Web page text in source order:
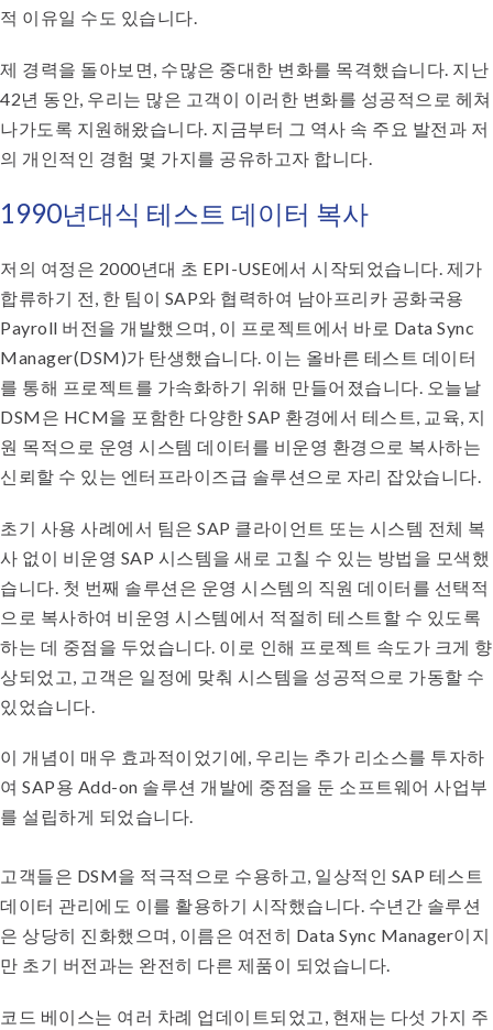
적 이유일 수도 있습니다.
제 경력을 돌아보면, 수많은 중대한 변화를 목격했습니다. 지난
42년 동안, 우리는 많은 고객이 이러한 변화를 성공적으로 헤쳐
나가도록 지원해왔습니다. 지금부터 그 역사 속 주요 발전과 저
의 개인적인 경험 몇 가지를 공유하고자 합니다.
1990년대식 테스트 데이터 복사
저의 여정은 2000년대 초 EPI-USE에서 시작되었습니다. 제가
합류하기 전, 한 팀이 SAP와 협력하여 남아프리카 공화국용
Payroll 버전을 개발했으며, 이 프로젝트에서 바로 Data Sync
Manager(DSM)가 탄생했습니다. 이는 올바른 테스트 데이터
를 통해 프로젝트를 가속화하기 위해 만들어졌습니다. 오늘날
DSM은 HCM을 포함한 다양한 SAP 환경에서 테스트, 교육, 지
원 목적으로 운영 시스템 데이터를 비운영 환경으로 복사하는
신뢰할 수 있는 엔터프라이즈급 솔루션으로 자리 잡았습니다.
초기 사용 사례에서 팀은 SAP 클라이언트 또는 시스템 전체 복
사 없이 비운영 SAP 시스템을 새로 고칠 수 있는 방법을 모색했
습니다. 첫 번째 솔루션은 운영 시스템의 직원 데이터를 선택적
으로 복사하여 비운영 시스템에서 적절히 테스트할 수 있도록
하는 데 중점을 두었습니다. 이로 인해 프로젝트 속도가 크게 향
상되었고, 고객은 일정에 맞춰 시스템을 성공적으로 가동할 수
있었습니다.
이 개념이 매우 효과적이었기에, 우리는 추가 리소스를 투자하
여 SAP용 Add-on 솔루션 개발에 중점을 둔 소프트웨어 사업부
를 설립하게 되었습니다.
고객들은 DSM을 적극적으로 수용하고, 일상적인 SAP 테스트
데이터 관리에도 이를 활용하기 시작했습니다. 수년간 솔루션
은 상당히 진화했으며, 이름은 여전히 Data Sync Manager이지
만 초기 버전과는 완전히 다른 제품이 되었습니다.
코드 베이스는 여러 차례 업데이트되었고, 현재는 다섯 가지 주